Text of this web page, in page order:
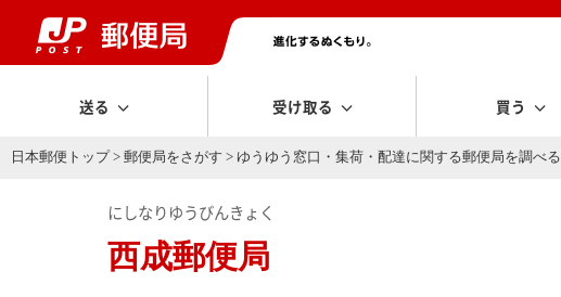
送る 受け取る 買う
日本郵便トップ>郵便局をさがす >ゆうゆう窓口・集荷・配達に関する郵便局を調べる
にしなりゆうびんきょく
西成郵便局